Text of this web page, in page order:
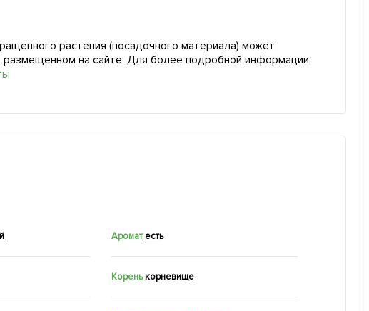
растения (посадочного материала) может
размещенном на сайте. Для более подробной информации
Аромат есть
Коренькорневище